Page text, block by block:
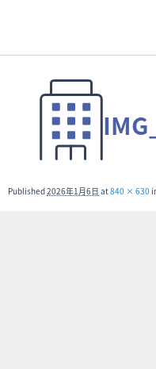
Published2026年1月6日 at840 × 630